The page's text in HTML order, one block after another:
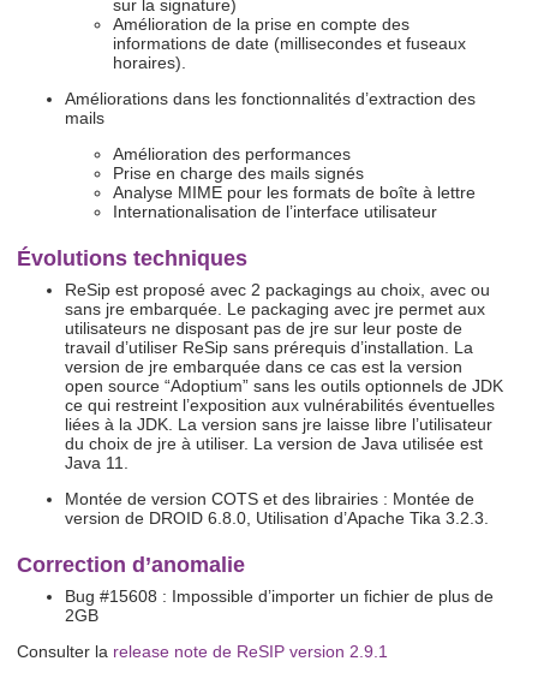
sur la signature)
Amélioration de la prise en compte des
informations de date (millisecondes et fuseaux
horaires).
Améliorations dans les fonctionnalités d’extraction des
mails
Amélioration des performances
Prise en charge des mails signés
Analyse MIME pour les formats de boîte à lettre
Internationalisation de l’interface utilisateur
Évolutions techniques
ReSip est proposé avec 2 packagings au choix, avec ou
sans jre embarquée. Le packaging avec jre permet aux
utilisateurs ne disposant pas de jre sur leur poste de
travail d’utiliser ReSip sans prérequis d’installation. La
version de jre embarquée dans ce cas est la version
open source “Adoptium” sans les outils optionnels de JDK
ce qui restreint l’exposition aux vulnérabilités éventuelles
liées à la JDK. La version sans jre laisse libre l’utilisateur
du choix de jre à utiliser. La version de Java utilisée est
Java 11.
Montée de version COTS et des librairies : Montée de
version de DROID 6.8.0, Utilisation d’Apache Tika 3.2.3.
Correction d’anomalie
Bug #15608 : Impossible d’importer un fichier de plus de
2GB
Consulter la release note de ReSIP version 2.9.1